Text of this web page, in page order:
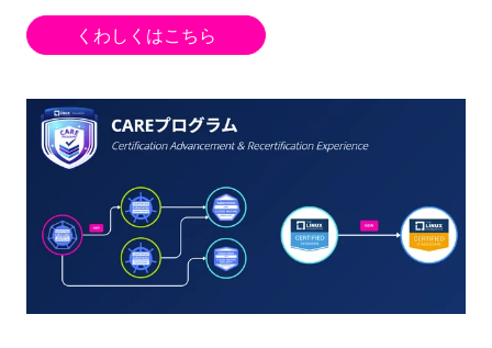
くわしくはこちら